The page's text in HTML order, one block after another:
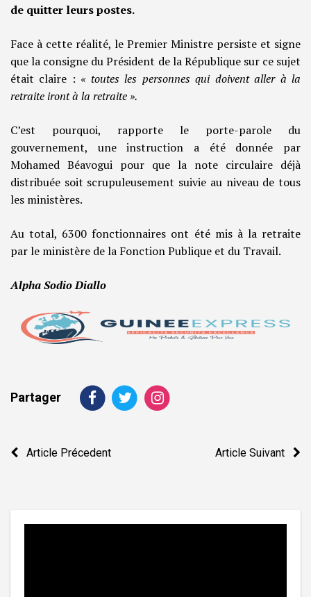
de quitter leurs postes.
Face à cette réalité, le Premier Ministre persiste et signe
que la consigne du Président de la République sur ce sujet
était claire : « toutes les personnes qui doivent aller à la
retraite iront à la retraite ».
C’est pourquoi, rapporte le porte-parole du
gouvernement, une instruction a été donnée par
Mohamed Béavogui pour que la note circulaire déjà
distribuée soit scrupuleusement suivie au niveau de tous
les ministères.
Au total, 6300 fonctionnaires ont été mis à la retraite
par le ministère de la Fonction Publique et du Travail.
Alpha Sodio Diallo
Partager
Navigation
Article Précedent Article Suivant